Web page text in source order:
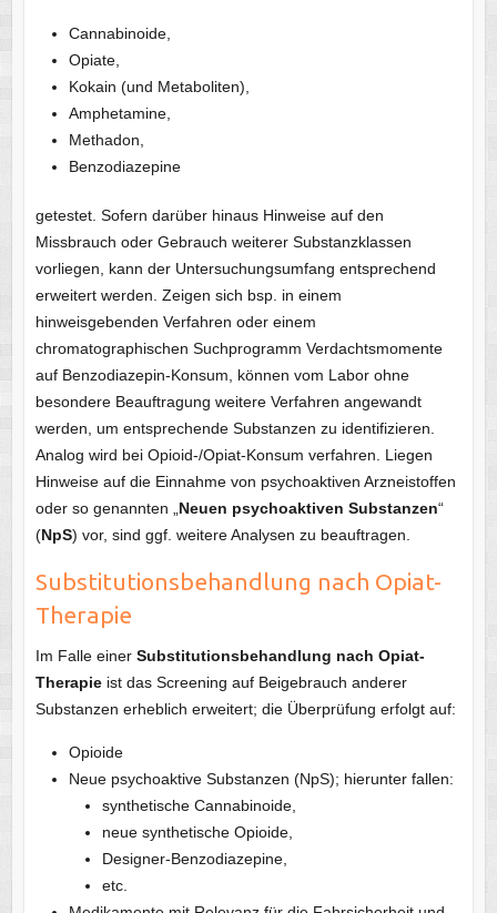
Cannabinoide,
Opiate,
Kokain (und Metaboliten),
Amphetamine,
Methadon,
Benzodiazepine
getestet. Sofern darüber hinaus Hinweise auf den
Missbrauch oder Gebrauch weiterer Substanzklassen
vorliegen, kann der Untersuchungsumfang entsprechend
erweitert werden. Zeigen sich bsp. in einem
hinweisgebenden Verfahren oder einem
chromatographischen Suchprogramm Verdachtsmomente
auf Benzodiazepin-Konsum, können vom Labor ohne
besondere Beauftragung weitere Verfahren angewandt
werden, um entsprechende Substanzen zu identifizieren.
Analog wird bei Opioid-/Opiat-Konsum verfahren. Liegen
Hinweise auf die Einnahme von psychoaktiven Arzneistoffen
oder so genannten „ Neuen psychoaktiven Substanzen“
(NpS) vor, sind ggf. weitere Analysen zu beauftragen.
Substitutionsbehandlung nach Opiat-
Therapie
Im Falle einer Substitutionsbehandlung nach Opiat-
Therapieist das Screening auf Beigebrauch anderer
Substanzen erheblich erweitert; die Überprüfung erfolgt auf:
Opioide
Neue psychoaktive Substanzen (NpS); hierunter fallen:
synthetische Cannabinoide,
neue synthetische Opioide,
Designer-Benzodiazepine,
etc.